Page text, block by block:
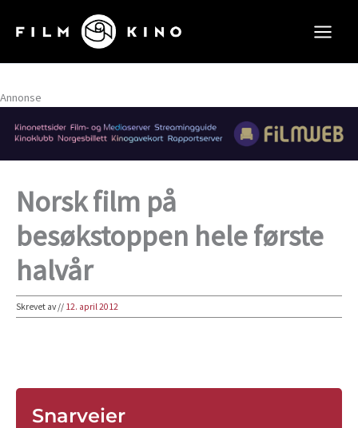
rett
innholdet
Annonse
Norsk film på
besøkstoppen hele første
halvår
Skrevet av// 12. april 2012
Snarveier